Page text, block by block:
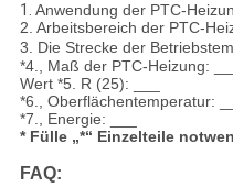
1. Anwendung der PTC-
2. Arbeitsbereich der PTC-
3. Die Strecke der
*4., Maß der PTC-Heizung:
Wert *5. R (25): ___
*6., Oberflächentemperatur:
*7., Energie:
* Fülle „*“ Einzelteile
FAQ: